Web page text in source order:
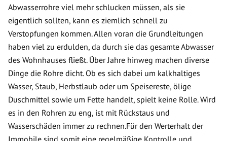
Abwasserrohre viel mehr schlucken müssen, als sie
eigentlich sollten, kann es ziemlich schnell zu
Verstopfungen kommen. Allen voran die Grundleitungen
haben viel zu erdulden, da durch sie das gesamte Abwasser
des Wohnhauses fließt. Über Jahre hinweg machen diverse
Dinge die Rohre dicht. Ob es sich dabei um kalkhaltiges
Wasser, Staub, Herbstlaub oder um Speisereste, ölige
Duschmittel sowie um Fette handelt, spielt keine Rolle. Wird
es in den Rohren zu eng, ist mit Rückstaus und
Wasserschäden immer zu rechnen.Für den Werterhalt der